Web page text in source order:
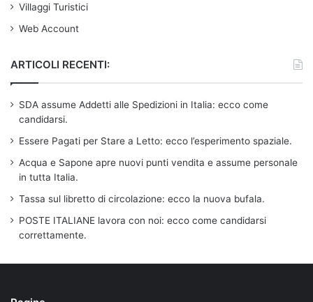
Villaggi Turistici
Web Account
ARTICOLI RECENTI:
SDA assume Addetti alle Spedizioni in Italia: ecco come
candidarsi.
Essere Pagati per Stare a Letto: ecco l’esperimento spaziale.
Acqua e Sapone apre nuovi punti vendita e assume personale
in tutta Italia.
Tassa sul libretto di circolazione: ecco la nuova bufala.
POSTE ITALIANE lavora con noi: ecco come candidarsi
correttamente.